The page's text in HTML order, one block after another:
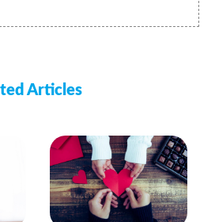
Articles